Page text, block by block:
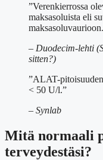
”Verenkierrossa
maksasoluista eli
– Duodecim-lehti
sitten?)
”ALAT-
< 50 U/l.”
– Synlab
Mitä normaali
terveydestäsi?